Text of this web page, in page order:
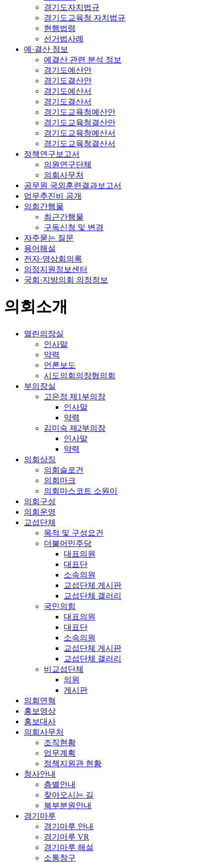
경기도자치법규
경기도교육청 자치법규
현행법령
선거법사례
예·결산 정보
예결산 관련 분석 정보
경기도예산안
경기도결산안
경기도예산서
경기도결산서
경기도교육청예산안
경기도교육청결산안
경기도교육청예산서
경기도교육청결산서
정책연구보고서
의원연구단체
의회사무처
공무원 국외훈련결과보고서
업무추진비 공개
의회간행물
최근간행물
구독신청 및 변경
자주묻는 질문
용어해설
전자·영상회의록
의정지원정보센터
국회·지방의회 의정정보
의회소개
열린의장실
인사말
약력
언론보도
시도의회의장협의회
부의장실
고은정 제1부의장
인사말
약력
김미숙 제2부의장
인사말
약력
의회상징
의회슬로건
의회마크
의회마스코트 소원이
의회구성
의회운영
교섭단체
목적 및 구성요건
더불어민주당
대표의원
대표단
소속의원
교섭단체 게시판
교섭단체 갤러리
국민의힘
대표의원
대표단
소속의원
교섭단체 게시판
교섭단체 갤러리
비교섭단체
의원
게시판
의회연혁
홍보영상
홍보대사
의회사무처
조직현황
업무계획
정책지원관 현황
청사안내
층별안내
찾아오시는 길
북부분원안내
경기마루
경기마루 안내
경기마루 VR
경기마루 해설
소통창구